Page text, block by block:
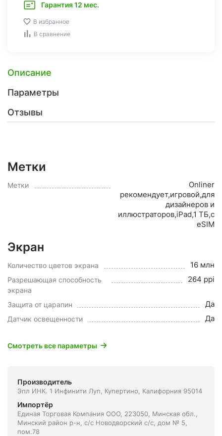
Гарантия 12 мес.
В избранное
В сравнение
Описание
Параметры
Отзывы
Метки
Метки
Onliner
рекомендует,игровой,для
дизайнеров и
иллюстраторов,iPad,1 ТБ,с
eSIM
Экран
Количество цветов экрана 16 млн
Разрешающая способность
экрана
264 ppi
Защита от царапин Да
Датчик освещенности Да
Смотреть все параметры
Производитель
Эпл ИНК. 1 Инфинити Луп, Купертино, Калифорния 95014
Импортёр
Единая Торговая Компания ООО, 223050, Минская обл.,
Минский район р-н, с/с Новодворский с/с, дом № 5,
пом.78